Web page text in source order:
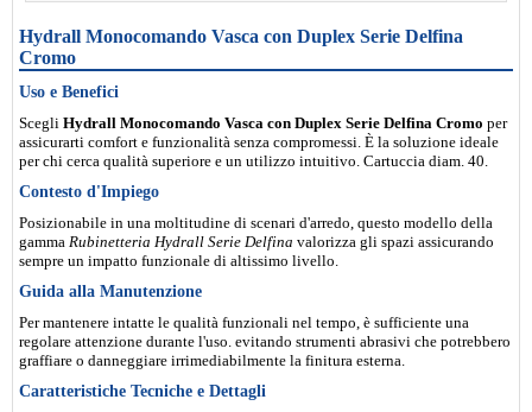
Hydrall Monocomando Vasca con Duplex Serie Delfina
Cromo
Uso e Benefici
Scegli Hydrall Monocomando Vasca con Duplex Serie Delfina Cromo per
assicurarti comfort e funzionalità senza compromessi. È la soluzione ideale
per chi cerca qualità superiore e un utilizzo intuitivo. Cartuccia diam. 40.
Contesto d'Impiego
Posizionabile in una moltitudine di scenari d'arredo, questo modello della
gamma Rubinetteria Hydrall Serie Delfina valorizza gli spazi assicurando
sempre un impatto funzionale di altissimo livello.
Guida alla Manutenzione
Per mantenere intatte le qualità funzionali nel tempo, è sufficiente una
regolare attenzione durante l'uso. evitando strumenti abrasivi che potrebbero
graffiare o danneggiare irrimediabilmente la finitura esterna.
Caratteristiche Tecniche e Dettagli